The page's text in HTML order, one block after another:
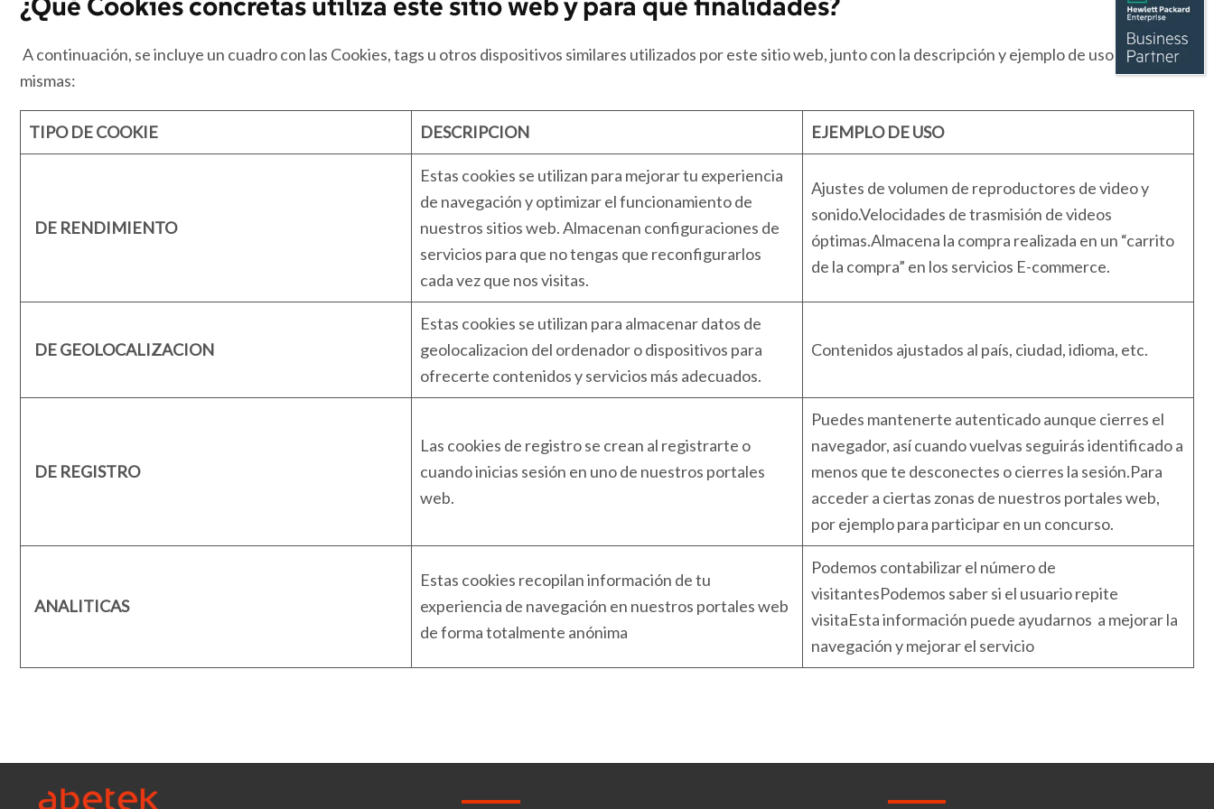
A continuación, se incluye un cuadro con las Cookies, tags u otros dispositivos similares utilizados por este sitio web, junto con la descripción y ejemplo de uso de las
mismas:
TIPO DE COOKIE DESCRIPCION EJEMPLO DE USO
DE RENDIMIENTO
Estas cookies se utilizan para mejorar tu experiencia
de navegación y optimizar el funcionamiento de
nuestros sitios web. Almacenan configuraciones de
servicios para que no tengas que reconfigurarlos
cada vez que nos visitas.
Ajustes de volumen de reproductores de video y
sonido.Velocidades de trasmisión de videos
óptimas.Almacena la compra realizada en un “carrito
de la compra” en los servicios E-commerce.
DE GEOLOCALIZACION
Estas cookies se utilizan para almacenar datos de
geolocalizacion del ordenador o dispositivos para
ofrecerte contenidos y servicios más adecuados.
Contenidos ajustados al país, ciudad, idioma, etc.
DE REGISTRO
Las cookies de registro se crean al registrarte o
cuando inicias sesión en uno de nuestros portales
web.
Puedes mantenerte autenticado aunque cierres el
navegador, así cuando vuelvas seguirás identificado a
menos que te desconectes o cierres la sesión.Para
acceder a ciertas zonas de nuestros portales web,
por ejemplo para participar en un concurso.
ANALITICAS
Estas cookies recopilan información de tu
experiencia de navegación en nuestros portales web
de forma totalmente anónima
Podemos contabilizar el número de
visitantesPodemos saber si el usuario repite
visitaEsta información puede ayudarnos a mejorar la
navegación y mejorar el servicio